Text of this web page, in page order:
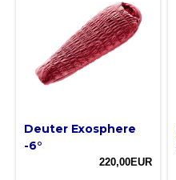
Deuter Exosphere
-6°
220,00EUR